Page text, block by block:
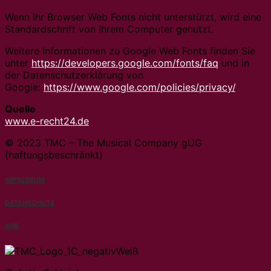
Wenn Ihr Browser Web Fonts nicht unterstützt, wird eine
Standardschrift von Ihrem Computer genutzt.
Weitere Informationen zu Google Web Fonts finden Sie
unter https://developers.google.com/fonts/faq und in
der Datenschutzerklärung von
Google: https://www.google.com/policies/privacy/.
Quelle
www.e-recht24.de
© 2023 TMC – The Musical Company gUG
(haftungsbeschränkt)
IMPRESSUM
DATENSCHUTZ
AGB